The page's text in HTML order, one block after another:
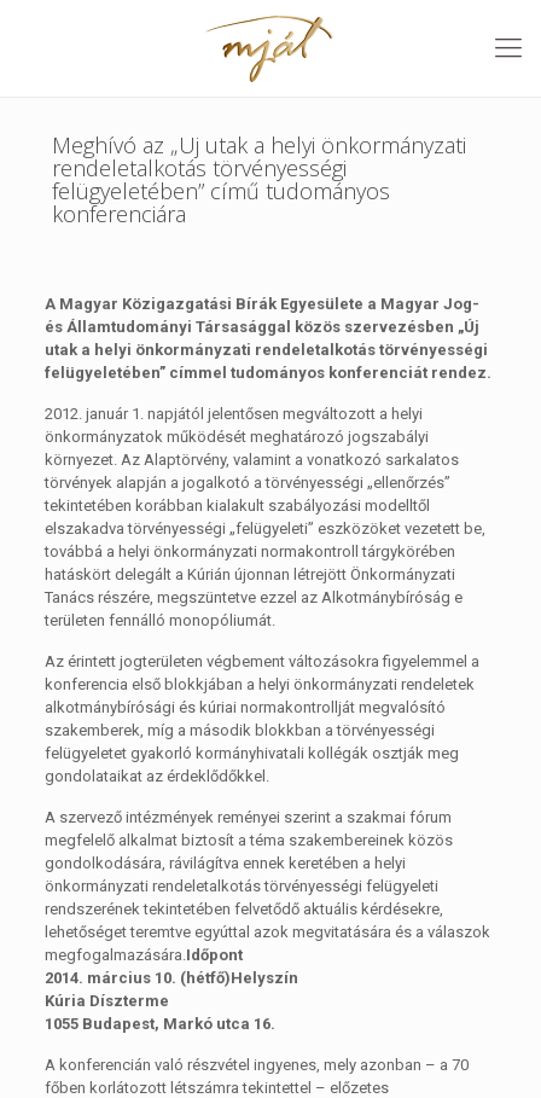
Meghívó az „Uj utak a helyi önkormányzati
rendeletalkotás törvényességi
felügyeletében” című tudományos
konferenciára
A Magyar Közigazgatási Bírák Egyesülete a Magyar Jog-
és Államtudományi Társasággal közös szervezésben „Új
utak a helyi önkormányzati rendeletalkotás törvényességi
felügyeletében” címmel tudományos konferenciát rendez.
2012. január 1. napjától jelentősen megváltozott a helyi
önkormányzatok működését meghatározó jogszabályi
környezet. Az Alaptörvény, valamint a vonatkozó sarkalatos
törvények alapján a jogalkotó a törvényességi „ellenőrzés”
tekintetében korábban kialakult szabályozási modelltől
elszakadva törvényességi „felügyeleti” eszközöket vezetett be,
továbbá a helyi önkormányzati normakontroll tárgykörében
hatáskört delegált a Kúrián újonnan létrejött Önkormányzati
Tanács részére, megszüntetve ezzel az Alkotmánybíróság e
területen fennálló monopóliumát.
Az érintett jogterületen végbement változásokra figyelemmel a
konferencia első blokkjában a helyi önkormányzati rendeletek
alkotmánybírósági és kúriai normakontrollját megvalósító
szakemberek, míg a második blokkban a törvényességi
felügyeletet gyakorló kormányhivatali kollégák osztják meg
gondolataikat az érdeklődőkkel.
A szervező intézmények reményei szerint a szakmai fórum
megfelelő alkalmat biztosít a téma szakembereinek közös
gondolkodására, rávilágítva ennek keretében a helyi
önkormányzati rendeletalkotás törvényességi felügyeleti
rendszerének tekintetében felvetődő aktuális kérdésekre,
lehetőséget teremtve egyúttal azok megvitatására és a válaszok
megfogalmazására.Időpont
2014. március 10. (hétfő)Helyszín
Kúria Díszterme
1055 Budapest, Markó utca 16.
A konferencián való részvétel ingyenes, mely azonban – a 70
főben korlátozott létszámra tekintettel – előzetes